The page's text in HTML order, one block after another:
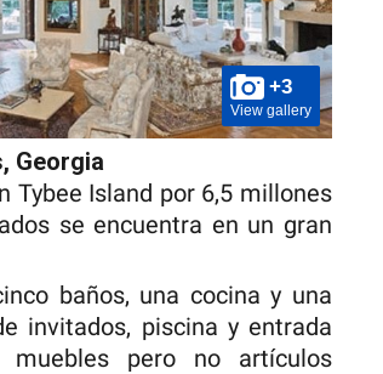
+3
View gallery
Georgia
Tybee Island por 6,5 millones
se encuentra en un gran
baños, una cocina y una
invitados, piscina y entrada
pero no artículos